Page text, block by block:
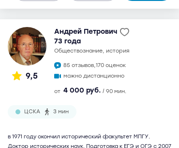
9,5
Андрей Петрович
73 года
обществознание, история
85 отзывов,170 оценок
можно дистанционно
от 4 000 руб. / 90 мин.
ЦСКА 3 мин
в 1971 году окончил исторический факультет МПГУ.
Доктор исторических наук. Подготовка к ЕГЭ и ОГЭ с 2007